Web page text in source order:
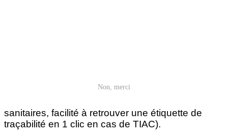
contrôle microbiologique, des non conformités
sanitaires, facilité à retrouver une étiquette de
traçabilité en 1 clic en cas de TIAC).
Non, merci